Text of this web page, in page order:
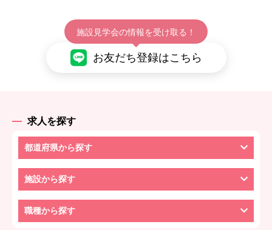
施設見学会の情報を受け取る！
お友だち登録はこちら
求人を探す
都道府県から探す
施設から探す
職種から探す